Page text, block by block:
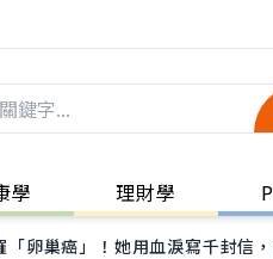
學 理財學
「卵巢癌」！她用血淚寫千封信